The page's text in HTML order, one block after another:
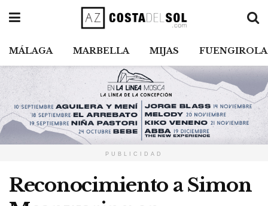
MÁLAGA MARBELLA MIJAS FUENGIROLA
PUBLICIDAD
Reconocimiento a Simon